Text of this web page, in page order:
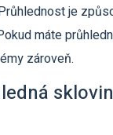
je
máte
zároveň.